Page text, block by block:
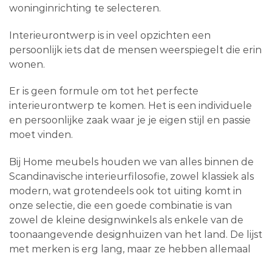
woninginrichting te selecteren.
Interieurontwerp is in veel opzichten een
persoonlijk iets dat de mensen weerspiegelt die erin
wonen.
Er is geen formule om tot het perfecte
interieurontwerp te komen. Het is een individuele
en persoonlijke zaak waar je je eigen stijl en passie
moet vinden.
Bij Home meubels houden we van alles binnen de
Scandinavische interieurfilosofie, zowel klassiek als
modern, wat grotendeels ook tot uiting komt in
onze selectie, die een goede combinatie is van
zowel de kleine designwinkels als enkele van de
toonaangevende designhuizen van het land. De lijst
met merken is erg lang, maar ze hebben allemaal